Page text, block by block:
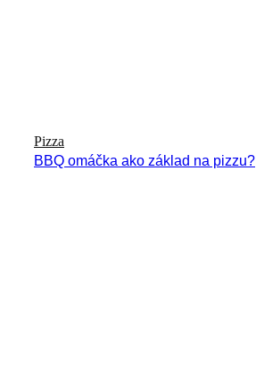
Pizza
BBQ omáčka ako základ na pizzu?